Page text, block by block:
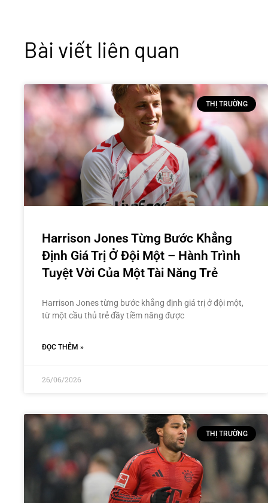
Bài viết liên quan
THỊ TRƯỜNG
Harrison Jones Từng Bước Khẳng
Định Giá Trị Ở Đội Một – Hành Trình
Tuyệt Vời Của Một Tài Năng Trẻ
Harrison Jones từng bước khẳng định giá trị ở đội một,
từ một cầu thủ trẻ đầy tiềm năng được
ĐỌC THÊM »
26/06/2026
THỊ TRƯỜNG